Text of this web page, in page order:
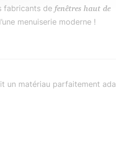
fabricants de fenêtres haut de
menuiserie moderne !
un matériau parfaitement